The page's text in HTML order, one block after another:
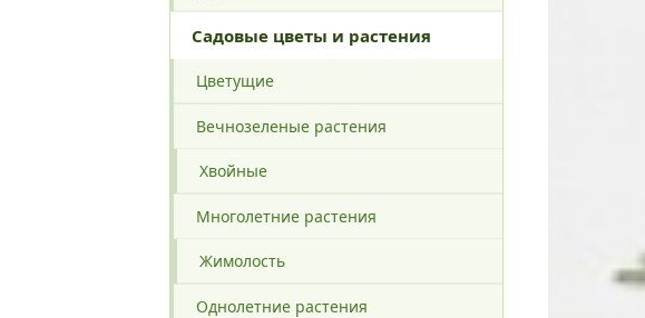
Садовые цветы и растения
Цветущие
Вечнозеленые растения
Хвойные
Многолетние растения
Жимолость
Однолетние растения